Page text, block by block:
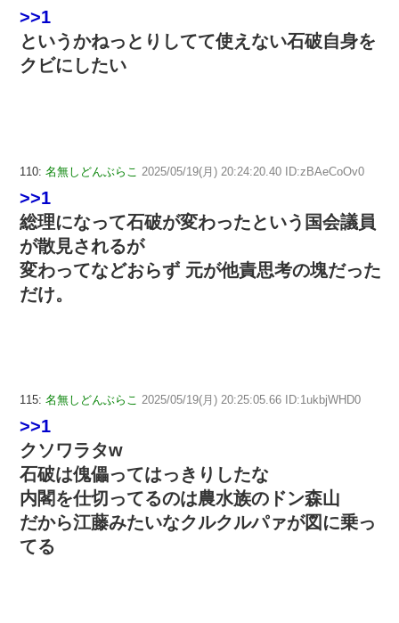
>>1
というかねっとりしてて使えない石破自身を
クビにしたい
110: 名無しどんぶらこ 2025/05/19(月) 20:24:20.40 ID:zBAeCoOv0
>>1
総理になって石破が変わったという国会議員
が散見されるが
変わってなどおらず 元が他責思考の塊だった
だけ。
115: 名無しどんぶらこ 2025/05/19(月) 20:25:05.66 ID:1ukbjWHD0
>>1
クソワラタw
石破は傀儡ってはっきりしたな
内閣を仕切ってるのは農水族のドン森山
だから江藤みたいなクルクルパァが図に乗っ
てる